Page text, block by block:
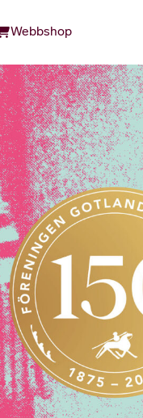
Webbshop